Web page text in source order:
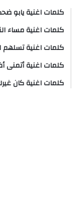
كلمات اغنية يابو
كلمات اغنية مساء
كلمات اغنية
كلمات اغنية أتمنى
كلمات اغنية كان